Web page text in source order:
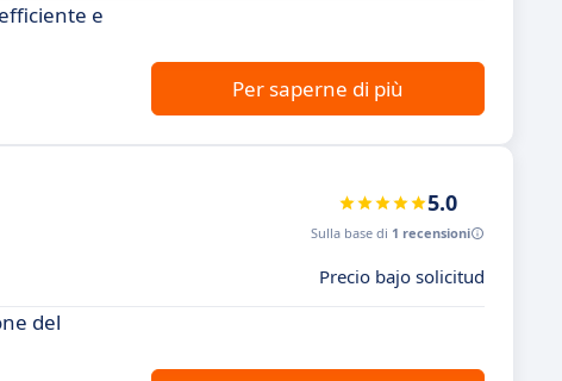
e
Per saperne di più
5.0
Sulla base di 1 recensioni
Precio bajo solicitud
del